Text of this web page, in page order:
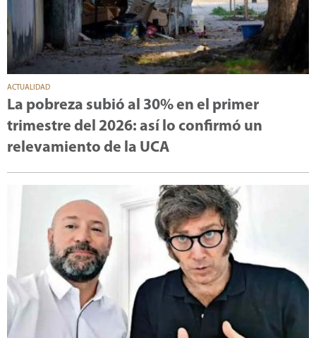
ACTUALIDAD
La pobreza subió al 30% en el primer
trimestre del 2026: así lo confirmó un
relevamiento de la UCA